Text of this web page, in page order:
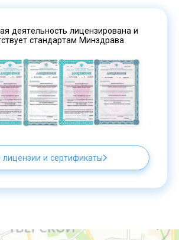
деятельность лицензирована и
стандартам Минздрава
лицензии и сертификаты